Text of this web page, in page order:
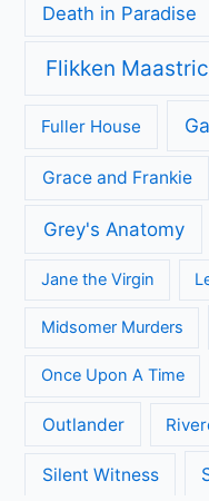
Death in Paradise
Flikken
Fuller House
Grace and Frankie
Grey's Anatomy
Jane the Virgin
Midsomer Murders
Once Upon A Time
Outlander
Silent Witness